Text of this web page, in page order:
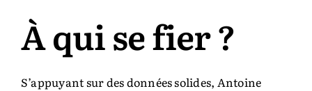
À qui se fier ?
S’appuyant sur des données solides, Antoine